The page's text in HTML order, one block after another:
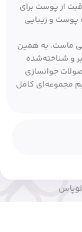
از پوست برای
پوست و زیبایی
ماست. به همین
و شناخته‌شده
جوانسازی
مجموعه‌ای کامل